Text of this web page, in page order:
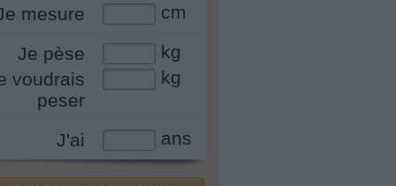
mesure cm
Je pèse
kg
voudrais
peser
kg
J'ai ans